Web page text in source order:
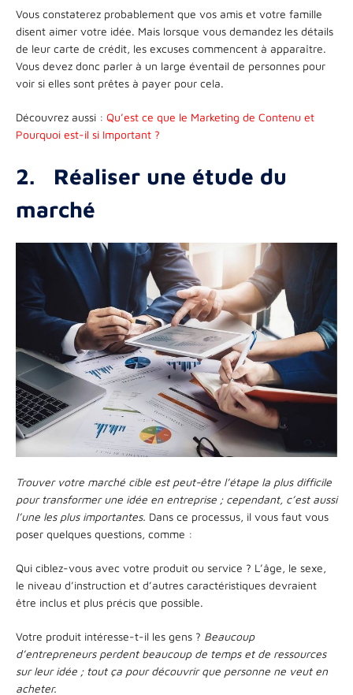
Vous constaterez probablement que vos amis et votre famille
disent aimer votre idée. Mais lorsque vous demandez les détails
de leur carte de crédit, les excuses commencent à apparaître.
Vous devez donc parler à un large éventail de personnes pour
voir si elles sont prêtes à payer pour cela.
Découvrez aussi : Qu’est ce que le Marketing de Contenu et
Pourquoi est-il si Important ?
2. Réaliser une étude du
marché
Trouver votre marché cible est peut-être l’étape la plus difficile
pour transformer une idée en entreprise ; cependant, c’est aussi
l’une les plus importantes. Dans ce processus, il vous faut vous
poser quelques questions, comme :
Qui ciblez-vous avec votre produit ou service ? L’âge, le sexe,
le niveau d’instruction et d’autres caractéristiques devraient
être inclus et plus précis que possible.
Votre produit intéresse-t-il les gens ? Beaucoup
d’entrepreneurs perdent beaucoup de temps et de ressources
sur leur idée ; tout ça pour découvrir que personne ne veut en
acheter.